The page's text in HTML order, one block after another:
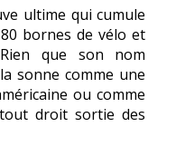
ultime qui cumule
bornes de vélo et
que son nom
sonne comme une
ou comme
droit sortie des